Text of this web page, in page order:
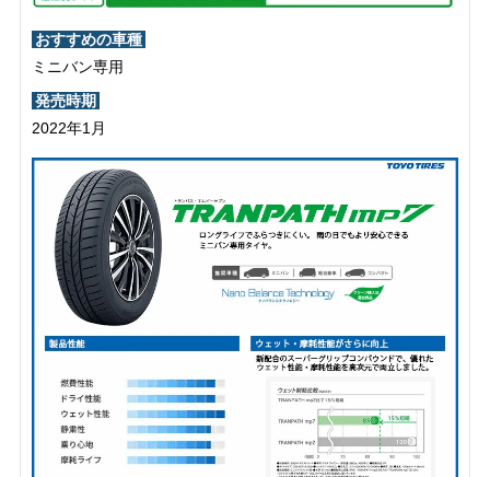
おすすめの車種
ミニバン専用
発売時期
2022年1月